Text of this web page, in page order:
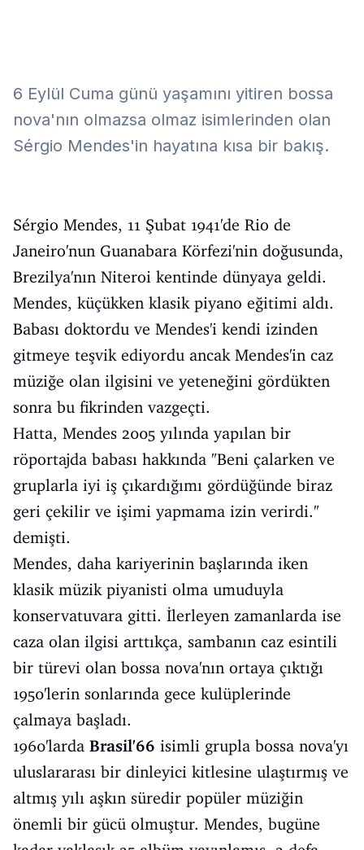
6 Eylül Cuma günü yaşamını yitiren bossa
nova'nın olmazsa olmaz isimlerinden olan
Sérgio Mendes'in hayatına kısa bir bakış.
Sérgio Mendes, 11 Şubat 1941'de Rio de
Janeiro'nun Guanabara Körfezi'nin doğusunda,
Brezilya'nın Niteroi kentinde dünyaya geldi.
Mendes, küçükken klasik piyano eğitimi aldı.
Babası doktordu ve Mendes'i kendi izinden
gitmeye teşvik ediyordu ancak Mendes'in caz
müziğe olan ilgisini ve yeteneğini gördükten
sonra bu fikrinden vazgeçti.
Hatta, Mendes 2005 yılında yapılan bir
röportajda babası hakkında "Beni çalarken ve
gruplarla iyi iş çıkardığımı gördüğünde biraz
geri çekilir ve işimi yapmama izin verirdi."
demişti.
Mendes, daha kariyerinin başlarında iken
klasik müzik piyanisti olma umuduyla
konservatuvara gitti. İlerleyen zamanlarda ise
caza olan ilgisi arttıkça, sambanın caz esintili
bir türevi olan bossa nova'nın ortaya çıktığı
1950'lerin sonlarında gece kulüplerinde
çalmaya başladı.
1960'larda Brasil'66 isimli grupla bossa nova'yı
uluslararası bir dinleyici kitlesine ulaştırmış ve
altmış yılı aşkın süredir popüler müziğin
önemli bir gücü olmuştur. Mendes, bugüne